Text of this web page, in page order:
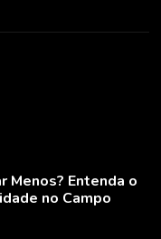
Menos? Entenda o
no Campo